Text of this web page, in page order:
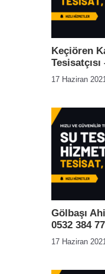
Keçiören
17 Haziran
Gölbaşı
0532 384
17 Haziran